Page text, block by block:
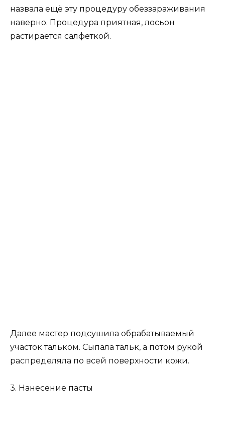
назвала ещё эту процедуру обеззараживания
наверно. Процедура приятная, лосьон
растирается салфеткой.
Далее мастер подсушила обрабатываемый
участок тальком. Сыпала тальк, а потом рукой
распределяла по всей поверхности кожи.
3. Нанесение пасты